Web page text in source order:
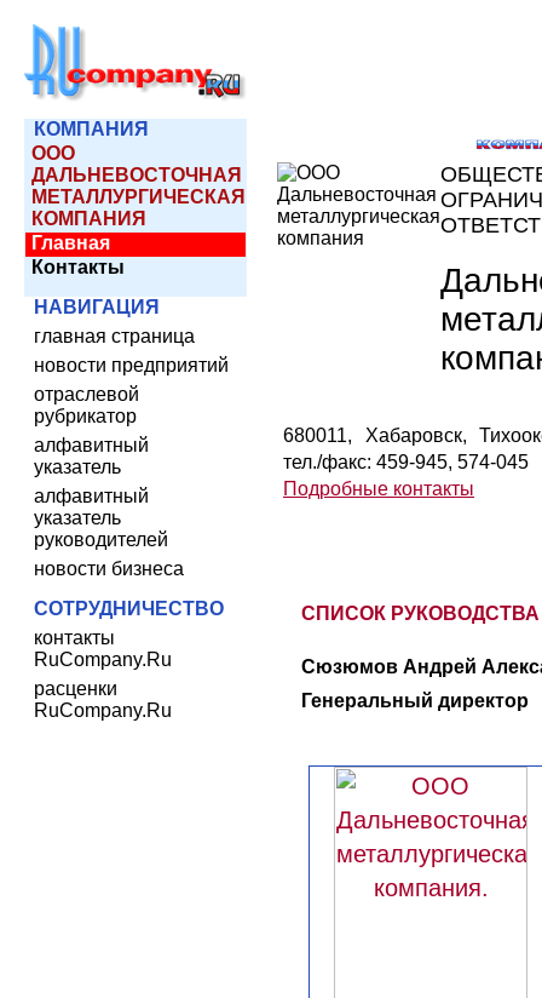
КОМПАНИЯ
ООО
ДАЛЬНЕВОСТОЧНАЯ
МЕТАЛЛУРГИЧЕСКАЯ
КОМПАНИЯ
Главная
Контакты
НАВИГАЦИЯ
главная страница
новости предприятий
отраслевой
рубрикатор
алфавитный
указатель
алфавитный
указатель
руководителей
новости бизнеса
СОТРУДНИЧЕСТВО
контакты
RuCompany.Ru
расценки
RuCompany.Ru
680011, Хабаровск,
тел./факс: 459-945, 574-045
Подробные контакты
СПИСОК РУКОВОДСТВА
Сюзюмов Андрей
Генеральный директор